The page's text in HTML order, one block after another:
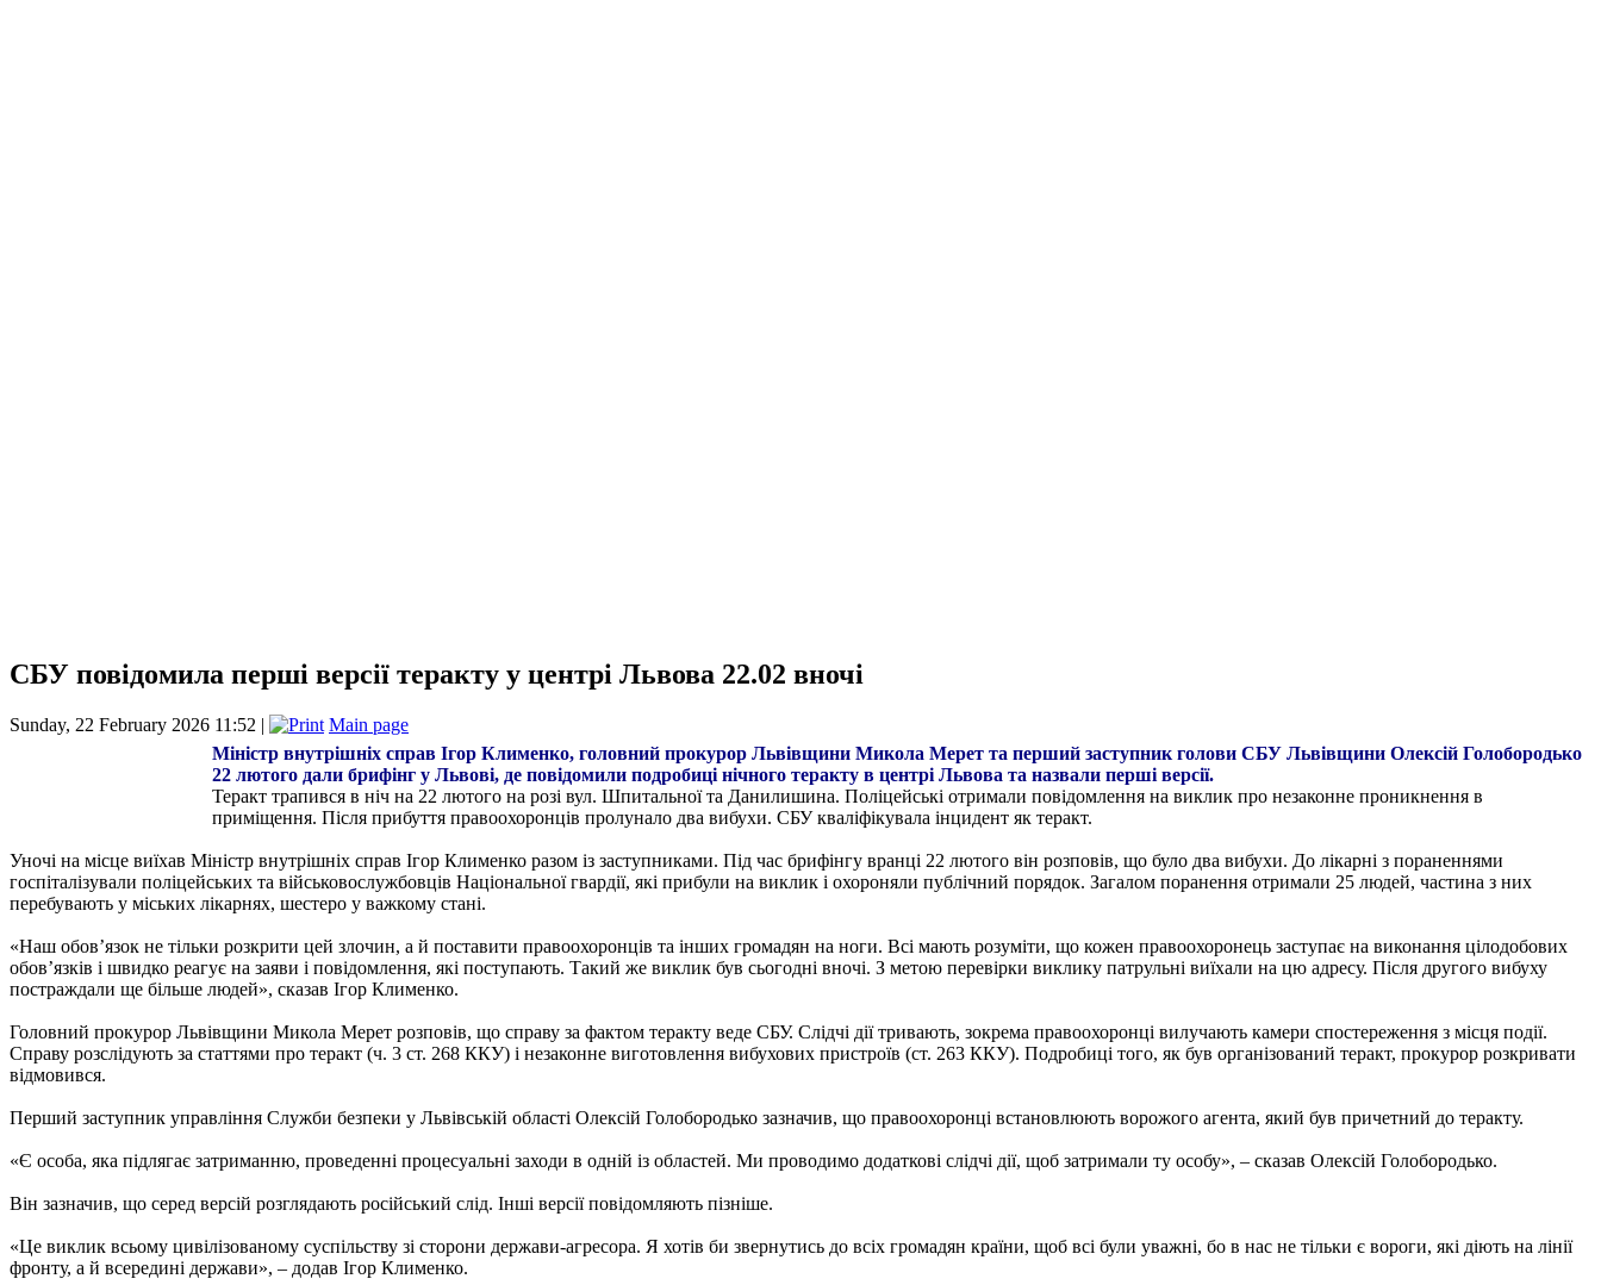
СБУ повідомила перші версії теракту у центрі Львова 22.02 вночі
Sunday, 22 February 2026 11:52 |
Main page
Міністр внутрішніх справ Ігор Клименко, головний прокурор Львівщини Микола Мерет та перший заступник голови СБУ Львівщини Олексій Голобородько
22 лютого дали брифінг у Львові, де повідомили подробиці нічного теракту в центрі Львова та назвали перші версії.
Теракт трапився в ніч на 22 лютого на розі вул. Шпитальної та Данилишина. Поліцейські отримали повідомлення на виклик про незаконне проникнення в
приміщення. Після прибуття правоохоронців пролунало два вибухи. СБУ кваліфікувала інцидент як теракт.
Уночі на місце виїхав Міністр внутрішніх справ Ігор Клименко разом із заступниками. Під час брифінгу вранці 22 лютого він розповів, що було два вибухи. До лікарні з пораненнями
госпіталізували поліцейських та військовослужбовців Національної гвардії, які прибули на виклик і охороняли публічний порядок. Загалом поранення отримали 25 людей, частина з них
перебувають у міських лікарнях, шестеро у важкому стані.
«Наш обовʼязок не тільки розкрити цей злочин, а й поставити правоохоронців та інших громадян на ноги. Всі мають розуміти, що кожен правоохоронець заступає на виконання цілодобових
обовʼязків і швидко реагує на заяви і повідомлення, які поступають. Такий же виклик був сьогодні вночі. З метою перевірки виклику патрульні виїхали на цю адресу. Після другого вибуху
постраждали ще більше людей», сказав Ігор Клименко.
Головний прокурор Львівщини Микола Мерет розповів, що справу за фактом теракту веде СБУ. Слідчі дії тривають, зокрема правоохоронці вилучають камери спостереження з місця події.
Справу розслідують за статтями про теракт (ч. 3 ст. 268 ККУ) і незаконне виготовлення вибухових пристроїв (ст. 263 ККУ). Подробиці того, як був організований теракт, прокурор розкривати
відмовився.
Перший заступник управління Служби безпеки у Львівській області Олексій Голобородько зазначив, що правоохоронці встановлюють ворожого агента, який був причетний до теракту.
«Є особа, яка підлягає затриманню, проведенні процесуальні заходи в одній із областей. Ми проводимо додаткові слідчі дії, щоб затримали ту особу», – сказав Олексій Голобородько.
Він зазначив, що серед версій розглядають російський слід. Інші версії повідомляють пізніше.
«Це виклик всьому цивілізованому суспільству зі сторони держави-агресора. Я хотів би звернутись до всіх громадян країни, щоб всі були уважні, бо в нас не тільки є вороги, які діють на лінії
фронту, а й всередині держави», – додав Ігор Клименко.